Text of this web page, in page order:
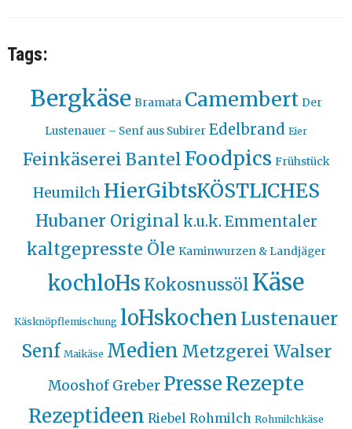
Tags:
Bergkäse Bramata Camembert Der
Lustenauer – Senf aus Subirer Edelbrand Eier
Feinkäserei BantelFoodpics Frühstück
Heumilch HierGibtsKÖSTLICHES
Hubaner Original k.u.k. Emmentaler
kaltgepresste Öle Kaminwurzen & Landjäger
kochloHs Kokosnussöl Käse
Käsknöpflemischung loHskochen Lustenauer
Senf Maikäse Medien Metzgerei Walser
Mooshof Greber PresseRezepte
Rezeptideen Riebel Rohmilch Rohmilchkäse